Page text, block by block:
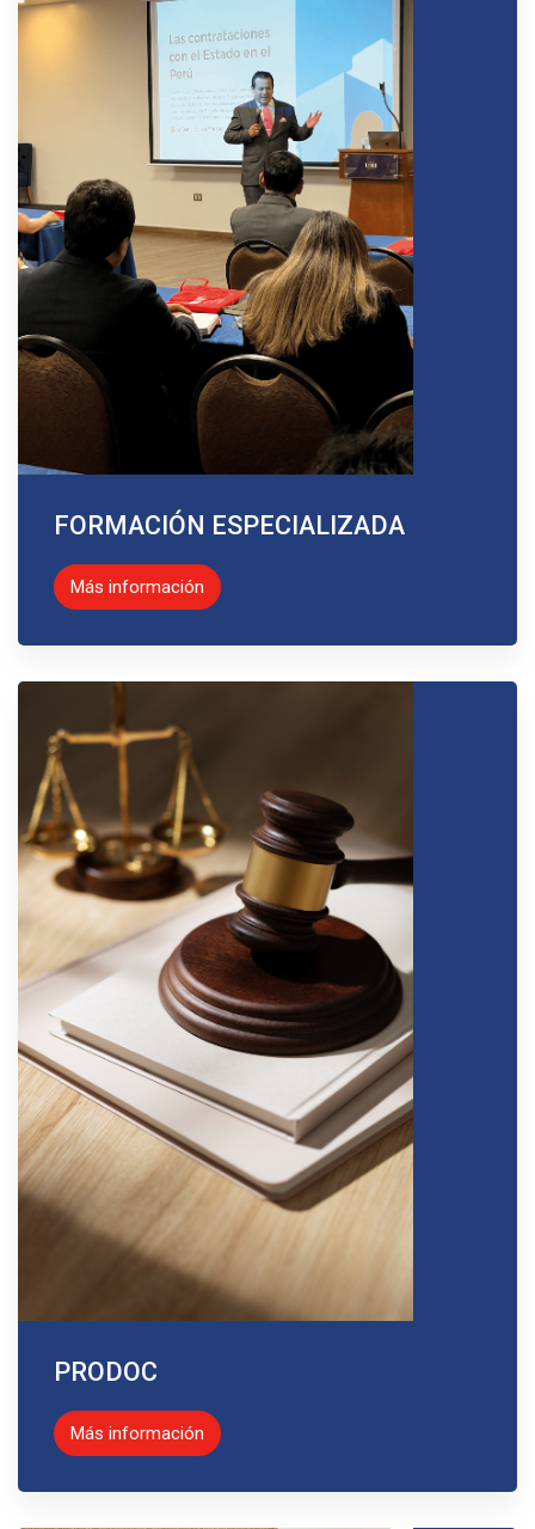
FORMACIÓN ESPECIALIZADA
Más información
PRODOC
Más información